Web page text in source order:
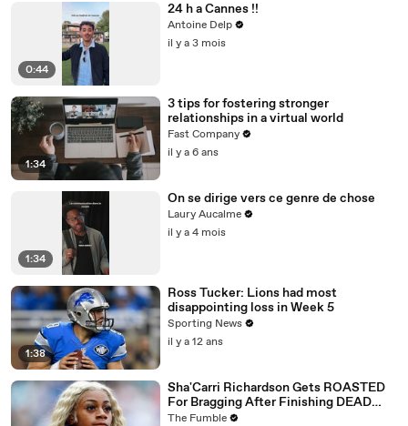
0:44
24 h a Cannes !!
Antoine Delp
il y a 3 mois
1:34
3 tips for fostering stronger
relationships in a virtual world
Fast Company
il y a 6 ans
1:34
On se dirige vers ce genre de chose
Laury Aucalme
il y a 4 mois
1:38
Ross Tucker: Lions had most
disappointing loss in Week 5
Sporting News
il y a 12 ans
Sha'Carri Richardson Gets ROASTED
For Bragging After Finishing DEAD
LAST At Prefontaine Race
The Fumble